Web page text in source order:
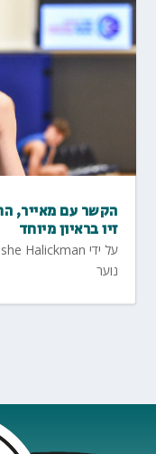
הקשר עם מאייר,
זיו בראיון מיוחד
על ידי Halickman
נוער